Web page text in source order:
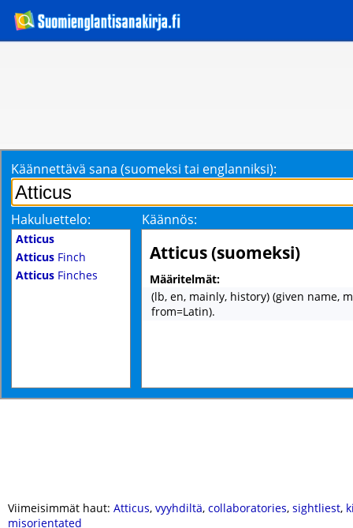
Käännettävä sana (suomeksi tai englanniksi):
Hakuluettelo: Käännös:
Atticus
Atticus Finch
Atticus Finches
Atticus (suomeksi)
Määritelmät:
(lb, en, mainly, history) (given name,
from=Latin).
Viimeisimmät haut: Atticus, vyyhdiltä, collaboratories, sightliest,
misorientated